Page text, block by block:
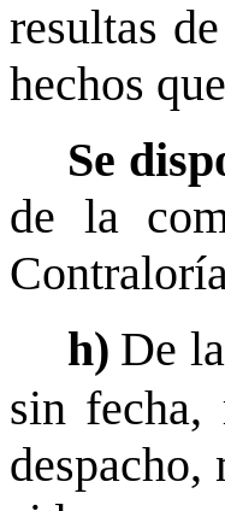
resultas
hechos
Se
de la
h) De
sin fecha,
despacho,